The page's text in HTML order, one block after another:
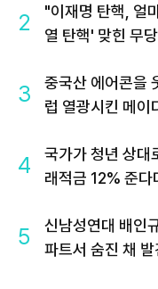
2
"이재명 탄핵, 얼
열 탄핵' 맞힌 무
3
중국산 에어콘을
럽 열광시킨 메이
4
국가가 청년 상대
래적금 12% 준
5
신남성연대 배인
파트서 숨진 채 발